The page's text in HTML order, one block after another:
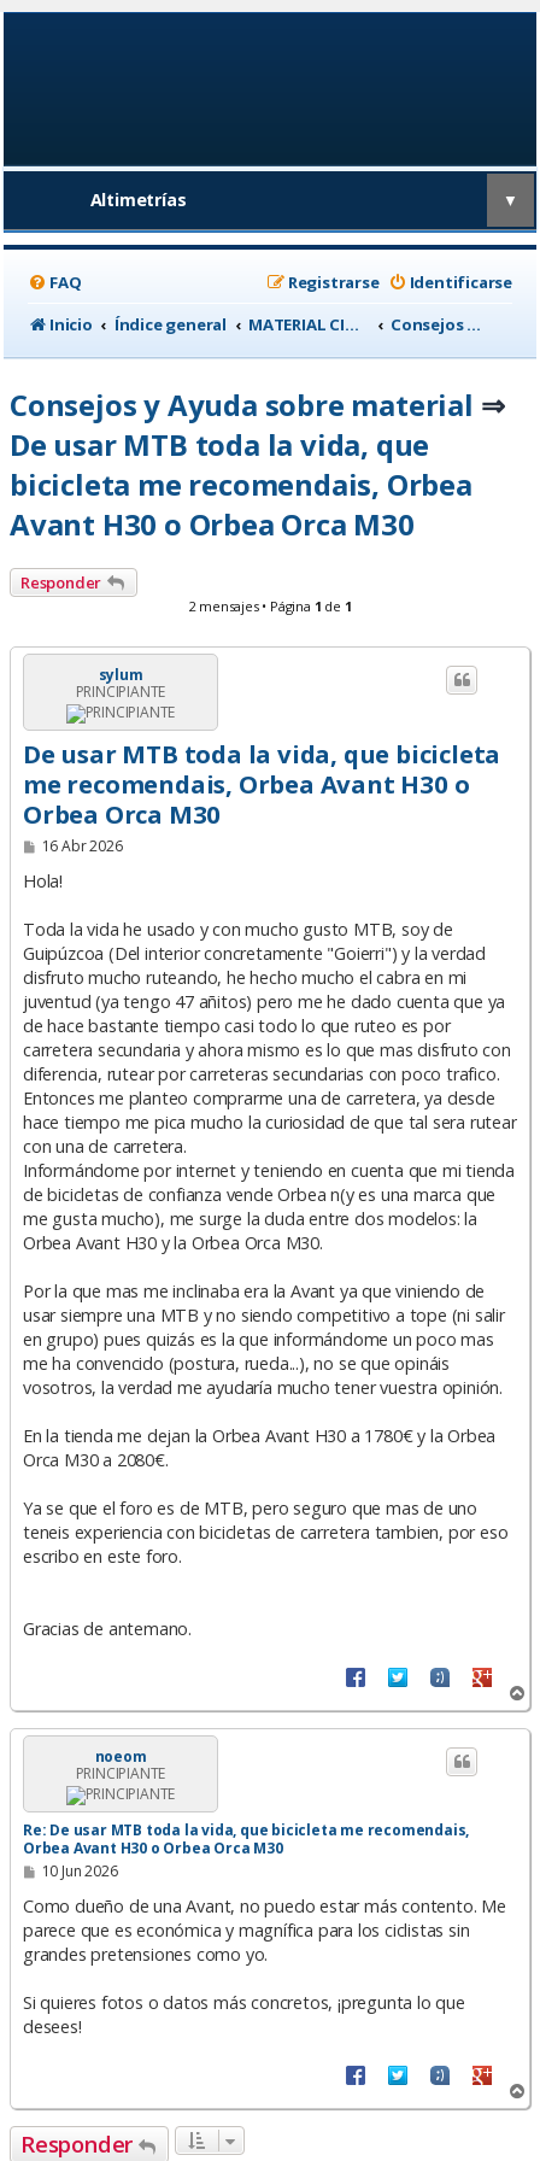
Altimetrías ▼
FAQ Identificarse
Registrarse
Inicio
Índice general MATERIAL CICLISTA Consejos y Ayuda sobre material
Consejos y Ayuda sobre material ⇒
De usar MTB toda la vida, que
bicicleta me recomendais, Orbea
Avant H30 o Orbea Orca M30
Responder
2 mensajes • Página 1 de 1
sylum
PRINCIPIANTE
De usar MTB toda la vida, que bicicleta
me recomendais, Orbea Avant H30 o
Orbea Orca M30
M
n
j
e
16 Abr 2026
Hola!
Toda la vida he usado y con mucho gusto MTB, soy de
Guipúzcoa (Del interior concretamente "Goierri") y la verdad
disfruto mucho ruteando, he hecho mucho el cabra en mi
juventud (ya tengo 47 añitos) pero me he dado cuenta que ya
de hace bastante tiempo casi todo lo que ruteo es por
carretera secundaria y ahora mismo es lo que mas disfruto con
diferencia, rutear por carreteras secundarias con poco trafico.
Entonces me planteo comprarme una de carretera, ya desde
hace tiempo me pica mucho la curiosidad de que tal sera rutear
con una de carretera.
Informándome por internet y teniendo en cuenta que mi tienda
de bicicletas de confianza vende Orbea n(y es una marca que
me gusta mucho), me surge la duda entre dos modelos: la
Orbea Avant H30 y la Orbea Orca M30.
Por la que mas me inclinaba era la Avant ya que viniendo de
usar siempre una MTB y no siendo competitivo a tope (ni salir
en grupo) pues quizás es la que informándome un poco mas
me ha convencido (postura, rueda...), no se que opináis
vosotros, la verdad me ayudaría mucho tener vuestra opinión.
En la tienda me dejan la Orbea Avant H30 a 1780€ y la Orbea
Orca M30 a 2080€.
Ya se que el foro es de MTB, pero seguro que mas de uno
teneis experiencia con bicicletas de carretera tambien, por eso
escribo en este foro.
Gracias de antemano.
r
r
noeom
PRINCIPIANTE
Re: De usar MTB toda la vida, que bicicleta me recomendais,
Orbea Avant H30 o Orbea Orca M30
M
n
a
j
10 Jun 2026
Como dueño de una Avant, no puedo estar más contento. Me
parece que es económica y magnífica para los ciclistas sin
grandes pretensiones como yo.
Si quieres fotos o datos más concretos, ¡pregunta lo que
desees!
r
Responder